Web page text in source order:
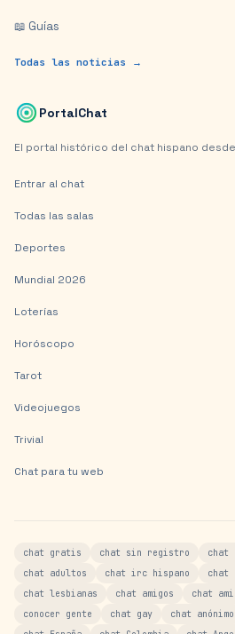
📖 Guías
Todas las noticias →
PortalChat
El portal histórico del chat hispano
Entrar al chat
Todas las salas
Deportes
Mundial 2026
Loterías
Horóscopo
Tarot
Videojuegos
Trivial
Chat para tu web
chat gratis chat sin registro chat
chat adultos
chat irc hispano
chat
chat lesbianas
chat amigos chat
conocer gente
chat gay chat anónimo